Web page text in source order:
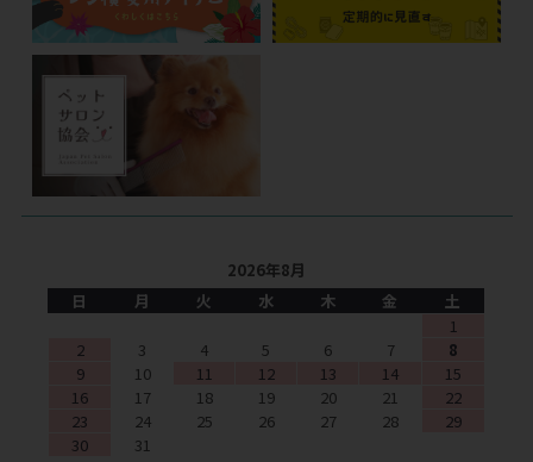
2026年8月
日
月 火 水 木 金
土
1
2
3 4 5 6 7
8
9
10 11 12 13 14
15
16
17 18 19 20 21
22
23
24 25 26 27 28
29
30
31